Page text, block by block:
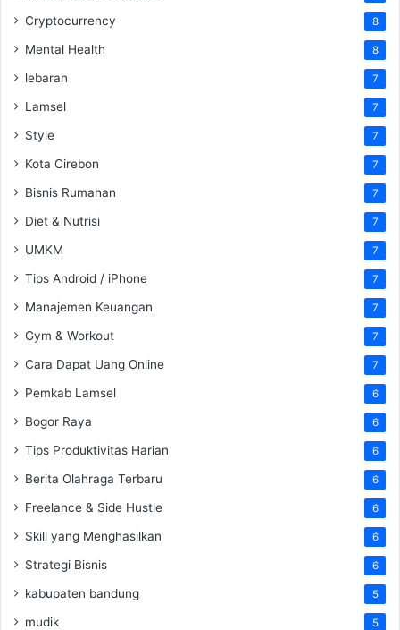
Cryptocurrency 8
Mental Health 8
lebaran 7
Lamsel 7
Style 7
Kota Cirebon 7
Bisnis Rumahan 7
Diet & Nutrisi 7
UMKM 7
Tips Android / iPhone 7
Manajemen Keuangan 7
Gym & Workout 7
Cara Dapat Uang Online 7
Pemkab Lamsel 6
Bogor Raya 6
Tips Produktivitas Harian 6
Berita Olahraga Terbaru 6
Freelance & Side Hustle 6
Skill yang Menghasilkan 6
Strategi Bisnis 6
kabupaten bandung 5
mudik 5